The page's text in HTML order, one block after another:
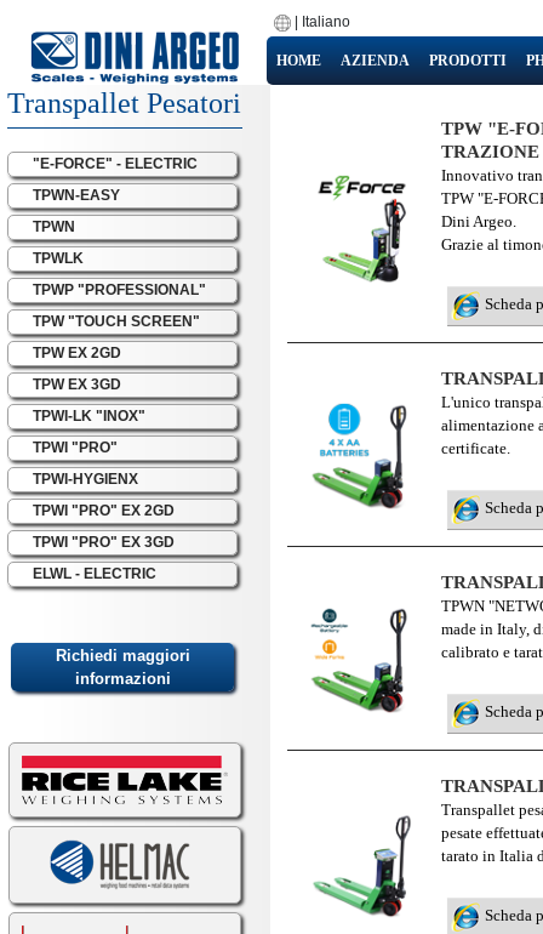
Italiano
HOME AZIENDA PRODOTTI
Transpallet Pesatori
"E-FORCE" - ELECTRIC
TPWN-EASY
TPWN
TPWLK
TPWP "PROFESSIONAL"
TPW "TOUCH SCREEN"
TPW EX 2GD
TPW EX 3GD
TPWI-LK "INOX"
TPWI "PRO"
TPWI-HYGIENX
TPWI "PRO" EX 2GD
TPWI "PRO" EX 3GD
ELWL - ELECTRIC
TPW "E-
Innovativo
TPW "E-
Dini Argeo.
Grazie al
Scheda
L'unico
alimentazione
certificate.
Scheda
TPWN
made in Italy,
calibrato e
Scheda
Transpallet
pesate
tarato in Italia
Scheda